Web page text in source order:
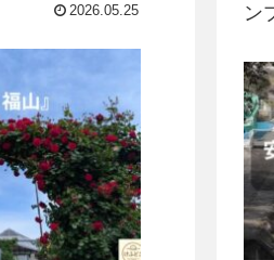
2026.05.25
ン